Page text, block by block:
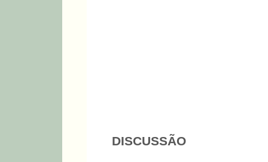
DISCUSSÃO